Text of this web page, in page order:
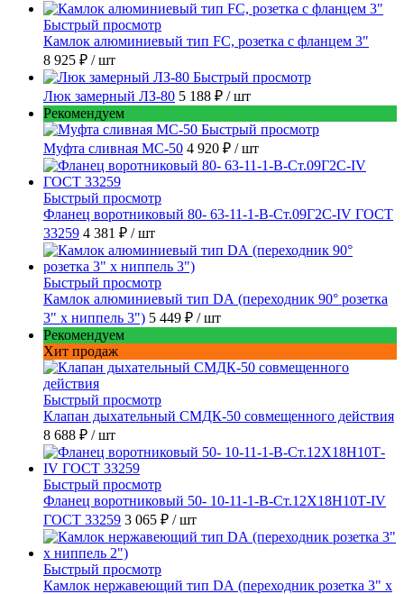
Быстрый просмотр
Камлок алюминиевый тип FC, розетка с фланцем 3"
8 925 ₽ / шт
Быстрый просмотр
Люк замерный ЛЗ-80 5 188 ₽ / шт
Рекомендуем
Быстрый просмотр
Муфта сливная МС-50 4 920 ₽ / шт
Быстрый просмотр
Фланец воротниковый 80- 63-11-1-B-Ст.09Г2С-IV ГОСТ
33259 4 381 ₽ / шт
Быстрый просмотр
Камлок алюминиевый тип DА (переходник 90° розетка
3" х ниппель 3") 5 449 ₽ / шт
Рекомендуем
Хит продаж
Быстрый просмотр
Клапан дыхательный СМДК-50 совмещенного действия
8 688 ₽ / шт
Быстрый просмотр
Фланец воротниковый 50- 10-11-1-B-Ст.12Х18Н10Т-IV
ГОСТ 33259 3 065 ₽ / шт
Быстрый просмотр
Камлок нержавеющий тип DА (переходник розетка 3" х